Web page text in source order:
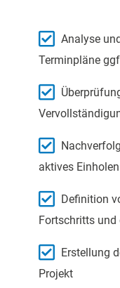
Analyse
Terminpläne
aktives
Definition
Fortschritts und
Erstellung
Projekt